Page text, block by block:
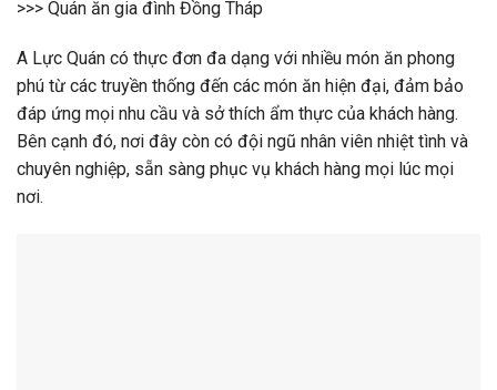
>>> Quán ăn gia đình Đồng Tháp
A Lực Quán có thực đơn đa dạng với nhiều món ăn phong
phú từ các truyền thống đến các món ăn hiện đại, đảm bảo
đáp ứng mọi nhu cầu và sở thích ẩm thực của khách hàng.
Bên cạnh đó, nơi đây còn có đội ngũ nhân viên nhiệt tình và
chuyên nghiệp, sẵn sàng phục vụ khách hàng mọi lúc mọi
nơi.